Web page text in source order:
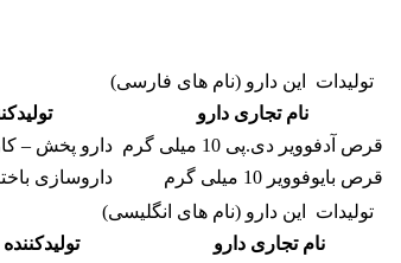
تولیدات این دارو (نام های فارسی)
نام تجاری دارو
قرص آدفوویر دی.پی 10 میلی گرم
دارو پخش –
قرص بایوفوویر 10 میلی گرم
داروسازی
تولیدات این دارو (نام های انگلیسی)
نام تجاری دارو